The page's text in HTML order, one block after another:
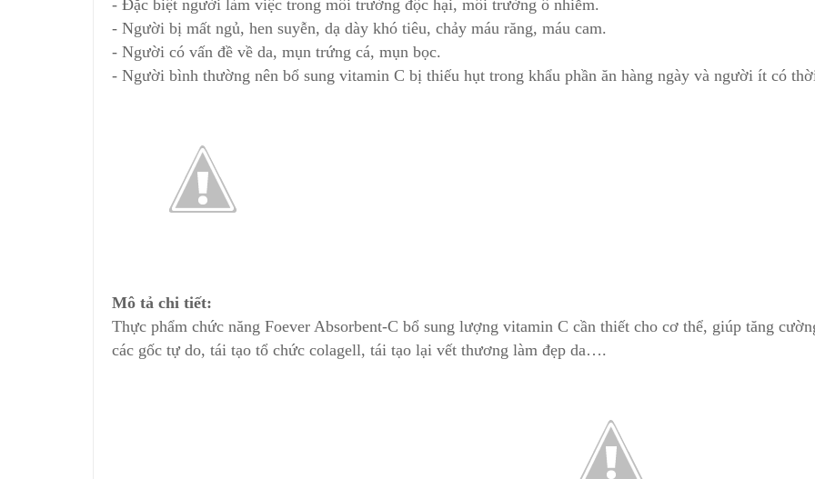
- Đặc biệt người làm việc trong môi trường độc hại, môi trường ô nhiễm.
- Người bị mất ngủ, hen suyễn, dạ dày khó tiêu, chảy máu răng, máu cam.
- Người có vấn đề về da, mụn trứng cá, mụn bọc.
- Người bình thường nên bổ sung vitamin C bị thiếu hụt trong khẩu phần ăn hàng ngày và người ít có
Mô tả chi tiết:
Thực phẩm chức năng Foever Absorbent-C bổ sung lượng vitamin C cần thiết cho cơ thể, giúp tăng
các gốc tự do, tái tạo tổ chức colagell, tái tạo lại vết thương làm đẹp da….